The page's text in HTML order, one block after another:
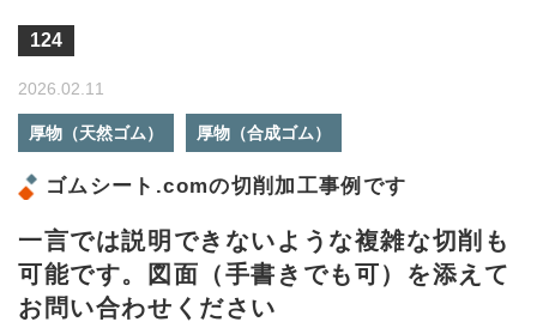
124
2026.02.11
厚物（天然ゴム） 厚物（合成ゴム）
ゴムシート.comの切削加工事例です
一言では説明できないような複雑な切削も
可能です。図面（手書きでも可）を添えて
お問い合わせください